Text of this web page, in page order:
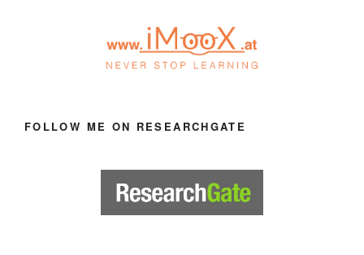
FOLLOW ME ON RESEARCHGATE